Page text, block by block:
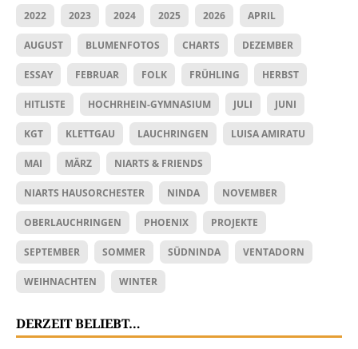
2022 2023 2024 2025 2026 APRIL
AUGUST BLUMENFOTOS CHARTS DEZEMBER
ESSAY FEBRUAR FOLK FRÜHLING HERBST
HITLISTE HOCHRHEIN-GYMNASIUM JULI JUNI
KGT KLETTGAU LAUCHRINGEN LUISA AMIRATU
MAI MÄRZ NIARTS & FRIENDS
NIARTS HAUSORCHESTER NINDA NOVEMBER
OBERLAUCHRINGEN PHOENIX PROJEKTE
SEPTEMBER SOMMER SÜDNINDA VENTADORN
WEIHNACHTEN WINTER
DERZEIT BELIEBT…